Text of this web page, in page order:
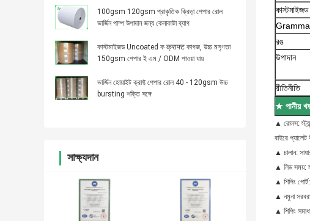
100gsm 120gsm প্রাকৃতিক ক্রিড়া পেপার রোল
ভার্জিন পাম্প উপাদান জন্য কেনাকাটা ব্যাগ
কাস্টমাইজড Uncoated ক क्राफ्ट কাগজ, উচ্চ মসৃণতা
150gsm পেপার ই এম / ODM পাওয়া যায়
ভার্জিন হোয়াইট ক্রাফ্ট পেপার রোল 40 - 120gsm উচ্চ
bursting শক্তি সঙ্গে
সাক্ষ্যদান
রঙ
উপাদান
রীতিনীতি
★ পানীয়
▲ রোলস:
বাইরে
▲ চালান:
▲ লিড সময়:
▲ শিপিং
▲ নমুনা
▲ শিপিং